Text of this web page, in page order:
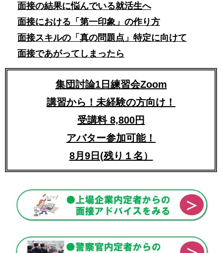
面接の結果に悩んでいる就活生へ
面接における「第一印象」の作り方
面接スキルの「真の問題点」特定に向けて
面接であがってしまったら
集団討論1日練習会Zoom
講習から！未経験の方向け！
受講料 8,800円
アバター参加可能！
8月9日(残り１名）